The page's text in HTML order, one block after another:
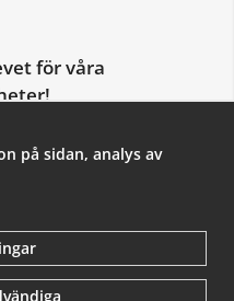
för våra
till våra nyhetsbrev.
på sidan, analys av